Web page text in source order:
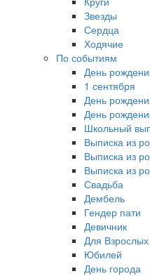
Звезды
Сердца
Ходячие
По событиям
День
1 сентября
День
День
Школьный
Выписка из
Выписка из
Выписка из
Свадьба
Дембель
Гендер пати
Девичник
Для Взрослых
Юбилей
День города